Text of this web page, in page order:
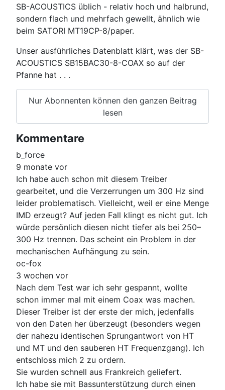
SB-ACOUSTICS üblich - relativ hoch und halbrund,
sondern flach und mehrfach gewellt, ähnlich wie
beim SATORI MT19CP-8/paper.
Unser ausführliches Datenblatt klärt, was der SB-
ACOUSTICS SB15BAC30-8-COAX so auf der
Pfanne hat . . .
Nur Abonnenten können den ganzen Beitrag
lesen
Kommentare
b_force
9 monate vor
Ich habe auch schon mit diesem Treiber
gearbeitet, und die Verzerrungen um 300 Hz sind
leider problematisch. Vielleicht, weil er eine Menge
IMD erzeugt? Auf jeden Fall klingt es nicht gut. Ich
würde persönlich diesen nicht tiefer als bei 250–
300 Hz trennen. Das scheint ein Problem in der
mechanischen Aufhängung zu sein.
oc-fox
3 wochen vor
Nach dem Test war ich sehr gespannt, wollte
schon immer mal mit einem Coax was machen.
Dieser Treiber ist der erste der mich, jedenfalls
von den Daten her überzeugt (besonders wegen
der nahezu identischen Sprungantwort von HT
und MT und den sauberen HT Frequenzgang). Ich
entschloss mich 2 zu ordern.
Sie wurden schnell aus Frankreich geliefert.
Ich habe sie mit Bassunterstützung durch einen